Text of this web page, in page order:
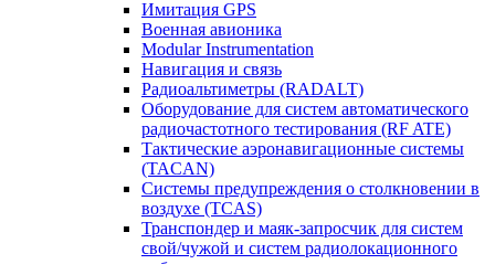
Имитация GPS
Военная авионика
Modular Instrumentation
Навигация и связь
Радиоальтиметры (RADALT)
Оборудование для систем автоматического
радиочастотного тестирования (RF ATE)
Тактические аэронавигационные системы
(TACAN)
Системы предупреждения о столкновении в
воздухе (TCAS)
Транспондер и маяк-запросчик для систем
свой/чужой и систем радиолокационного